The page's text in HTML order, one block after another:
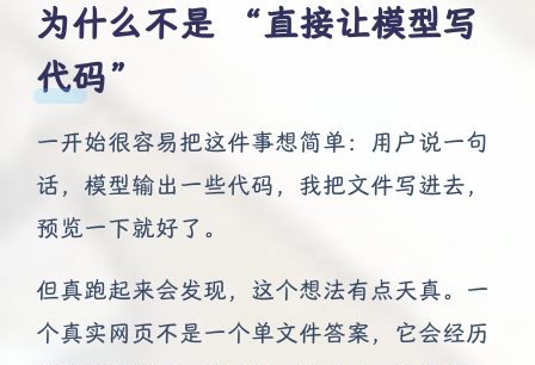
为什么不是 “直接让模型写
代码”
一开始很容易把这件事想简单：用户说一句
话，模型输出一些代码，我把文件写进去，
预览一下就好了。
但真跑起来会发现，这个想法有点天真。一
个真实网页不是一个单文件答案，它会经历